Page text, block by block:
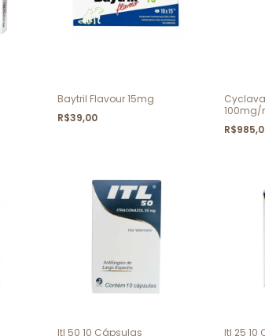
Baytril Flavour 15mg
R$39,00
100mg/
Itl 50 10 Cápsulas
Itl 25 10